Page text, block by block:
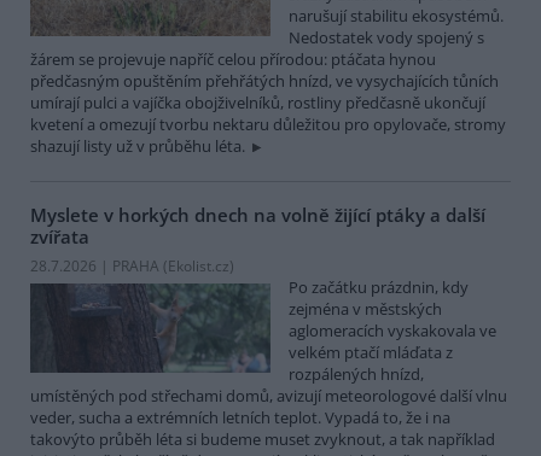
narušují stabilitu ekosystémů.
Nedostatek vody spojený s
žárem se projevuje napříč celou přírodou: ptáčata hynou
předčasným opuštěním přehřátých hnízd, ve vysychajících tůních
umírají pulci a vajíčka obojživelníků, rostliny předčasně ukončují
kvetení a omezují tvorbu nektaru důležitou pro opylovače, stromy
shazují listy už v průběhu léta.
Myslete v horkých dnech na volně žijící ptáky a další
zvířata
28.7.2026 | PRAHA (Ekolist.cz)
Po začátku prázdnin, kdy
zejména v městských
aglomeracích vyskakovala ve
velkém ptačí mláďata z
rozpálených hnízd,
umístěných pod střechami domů, avizují meteorologové další vlnu
veder, sucha a extrémních letních teplot. Vypadá to, že i na
takovýto průběh léta si budeme muset zvyknout, a tak například